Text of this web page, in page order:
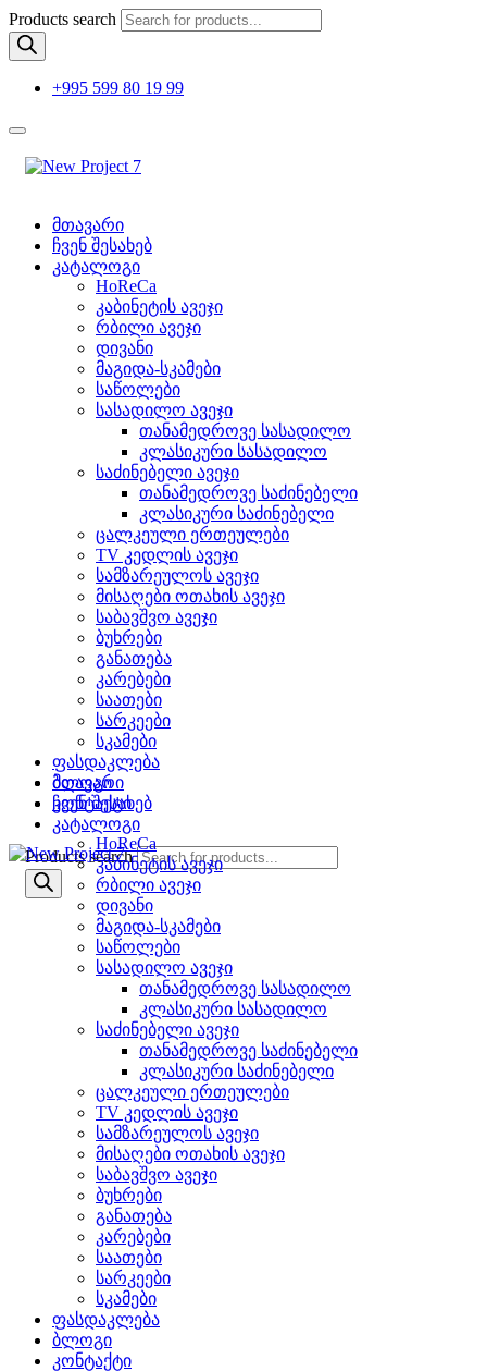
Products search
+995 599 80 19 99
მთავარი
ჩვენ შესახებ
კატალოგი
HoReCa
კაბინეტის ავეჯი
რბილი ავეჯი
დივანი
მაგიდა-სკამები
საწოლები
სასადილო ავეჯი
თანამედროვე სასადილო
კლასიკური სასადილო
საძინებელი ავეჯი
თანამედროვე საძინებელი
კლასიკური საძინებელი
ცალკეული ერთეულები
TV კედლის ავეჯი
სამზარეულოს ავეჯი
მისაღები ოთახის ავეჯი
საბავშვო ავეჯი
ბუხრები
განათება
კარებები
საათები
სარკეები
სკამები
ფასდაკლება
ბლოგი
კონტაქტი
Products search
მთავარი
ჩვენ შესახებ
კატალოგი
HoReCa
კაბინეტის ავეჯი
რბილი ავეჯი
დივანი
მაგიდა-სკამები
საწოლები
სასადილო ავეჯი
თანამედროვე სასადილო
კლასიკური სასადილო
საძინებელი ავეჯი
თანამედროვე საძინებელი
კლასიკური საძინებელი
ცალკეული ერთეულები
TV კედლის ავეჯი
სამზარეულოს ავეჯი
მისაღები ოთახის ავეჯი
საბავშვო ავეჯი
ბუხრები
განათება
კარებები
საათები
სარკეები
სკამები
ფასდაკლება
ბლოგი
კონტაქტი